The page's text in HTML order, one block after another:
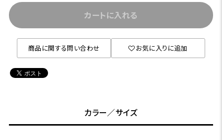
カートに入れる
商品に関する問い合わせ お気に入りに追加
カラー／サイズ